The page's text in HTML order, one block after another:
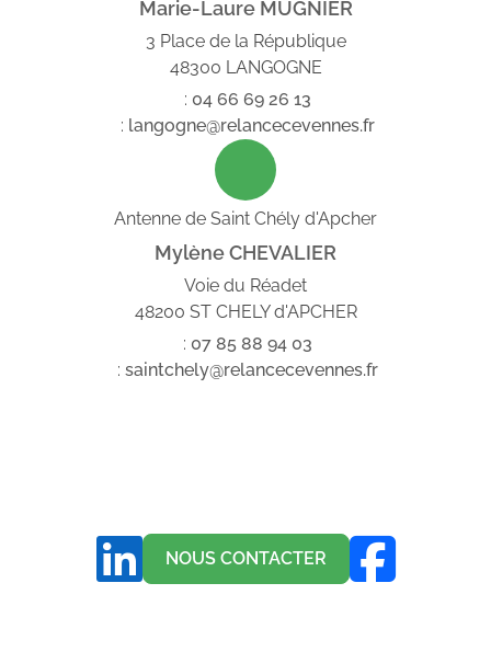
Marie-Laure MUGNIER
3 Place de la République
48300 LANGOGNE
: 04 66 69 26 13
: langogne@relancecevennes.fr
Antenne de Saint Chély d'Apcher
Mylène CHEVALIER
Voie du Réadet
48200 ST CHELY d'APCHER
: 07 85 88 94 03
: saintchely@relancecevennes.fr
NOUS CONTACTER